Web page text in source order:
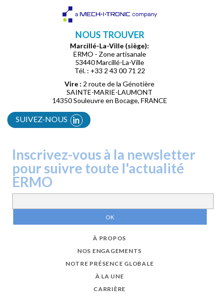
NOUS TROUVER
Marcillé-La-Ville (siège):
ERMO - Zone artisanale
53440 Marcillé-La-Ville
Tél. : +33 2 43 00 71 22
Vire : 2 route de la Génotière
SAINTE-MARIE-LAUMONT
14350 Souleuvre en Bocage, FRANCE
SUIVEZ-NOUS in
Inscrivez-vous à la newsletter
pour suivre toute l'actualité
ERMO
À PROPOS
NOS ENGAGEMENTS
NOTRE PRÉSENCE GLOBALE
À LA UNE
CARRIÈRE